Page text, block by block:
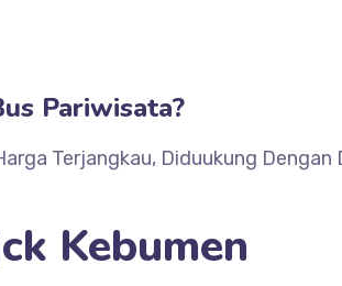
Pariwisata?
Terjangkau, Diduukung
Kebumen